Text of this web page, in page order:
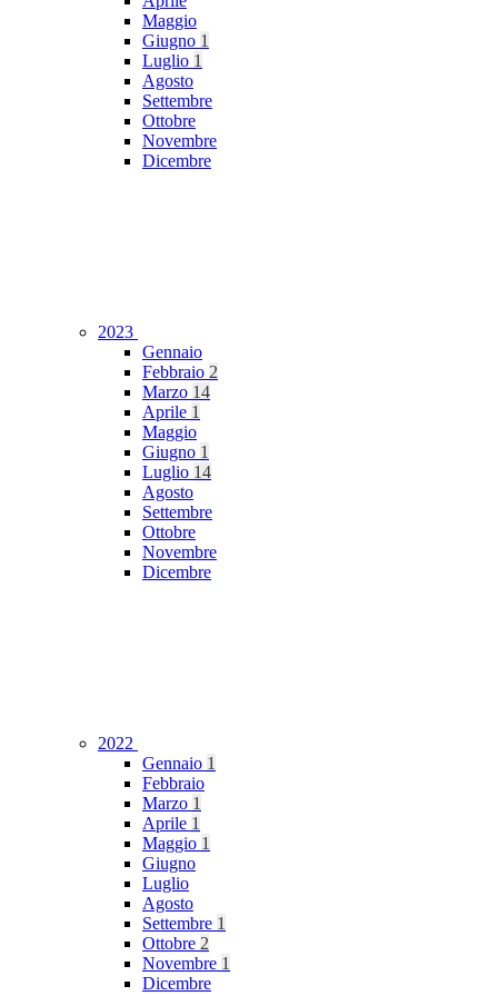
Maggio
Giugno 1
Luglio 1
Agosto
Settembre
Ottobre
Novembre
Dicembre
2023
Gennaio
Febbraio 2
Marzo 14
Aprile 1
Maggio
Giugno 1
Luglio 14
Agosto
Settembre
Ottobre
Novembre
Dicembre
2022
Gennaio 1
Febbraio
Marzo 1
Aprile 1
Maggio 1
Giugno
Luglio
Agosto
Settembre 1
Ottobre 2
Novembre 1
Dicembre